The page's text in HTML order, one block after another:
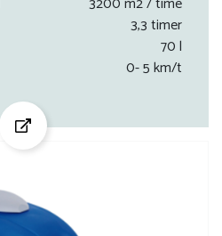
3,3 timer
70 l
0- 5 km/t